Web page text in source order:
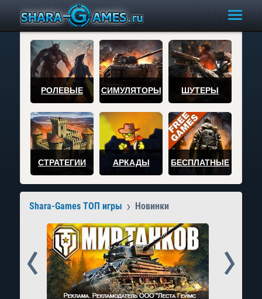
РОЛЕВЫЕ СИМУЛЯТОРЫ ШУТЕРЫ
СТРАТЕГИИ АРКАДЫ БЕСПЛАТНЫЕ
Shara-Games ТОП игры Новинки
Prev